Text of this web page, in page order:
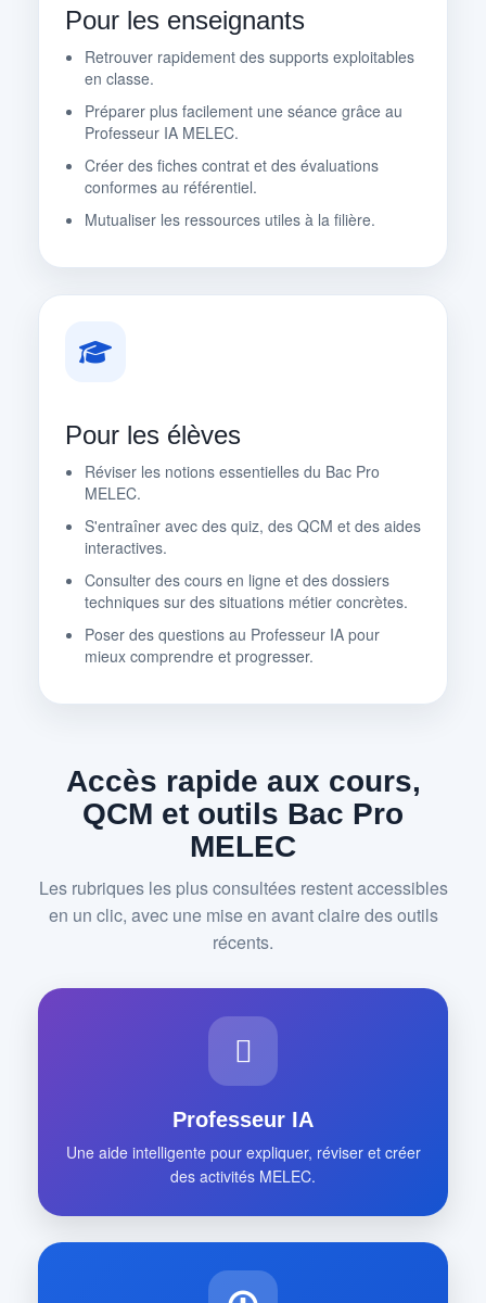
Pour les enseignants
Retrouver rapidement des supports exploitables
en classe.
Préparer plus facilement une séance grâce au
Professeur IA MELEC.
Créer des fiches contrat et des évaluations
conformes au référentiel.
Mutualiser les ressources utiles à la filière.
Pour les élèves
Réviser les notions essentielles du Bac Pro
MELEC.
S'entraîner avec des quiz, des QCM et des aides
interactives.
Consulter des cours en ligne et des dossiers
techniques sur des situations métier concrètes.
Poser des questions au Professeur IA pour
mieux comprendre et progresser.
Accès rapide aux cours,
QCM et outils Bac Pro
MELEC
Les rubriques les plus consultées restent accessibles
en un clic, avec une mise en avant claire des outils
récents.
Professeur IA
Une aide intelligente pour expliquer, réviser et créer
des activités MELEC.